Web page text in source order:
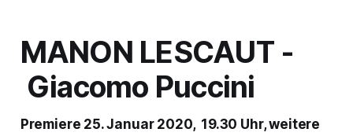
MANON LESCAUT-
Giacomo Puccini
Premiere 25. Januar 2020, 19.30 Uhr, weitere